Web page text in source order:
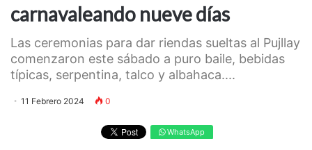
carnavaleando nueve días
Las ceremonias para dar riendas sueltas al Pujllay
comenzaron este sábado a puro baile, bebidas
típicas, serpentina, talco y albahaca....
11 Febrero 2024 0
WhatsApp